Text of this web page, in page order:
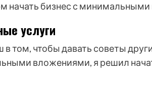
начать бизнес с
услуги
в том, чтобы давать советы
вложениями, я решил